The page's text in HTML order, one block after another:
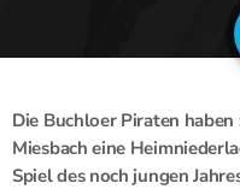
Die Buchloer Piraten
Miesbach eine
Spiel des noch jungen